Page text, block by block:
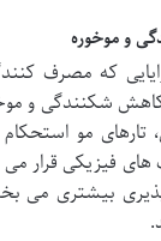
و موخوره
که مصرف
کاهش شکنندگی و
تارهای مو
فیزیکی قرار می
بیشتری می